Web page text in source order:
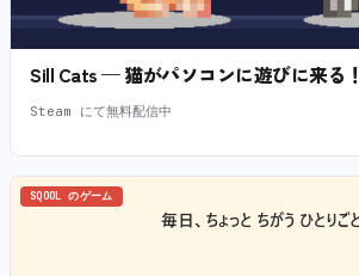
Sill Cats — 猫がパソコンに遊びに来る！
Steam にて無料配信中
SQOOL のゲーム